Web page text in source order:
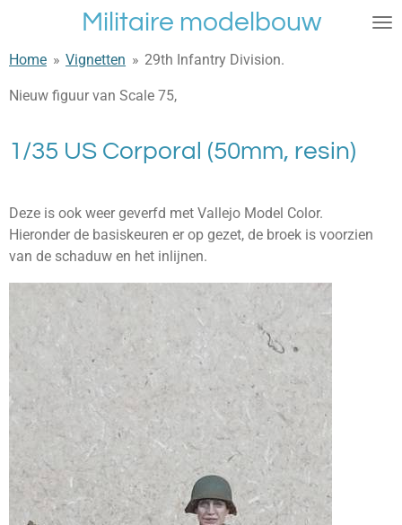
naar
hoofdinhoud
Militaire modelbouw
Home » Vignetten » 29th Infantry Division.
Nieuw figuur van Scale 75,
1/35 US Corporal (50mm, resin)
Deze is ook weer geverfd met Vallejo Model Color.
Hieronder de basiskeuren er op gezet, de broek is voorzien
van de schaduw en het inlijnen.